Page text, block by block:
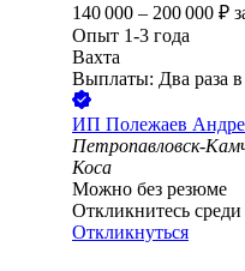
140 000 – 200 000 ₽
Опыт 1-3 года
Вахта
Выплаты: Два раза в
ИП Полежаев
Петропавловск-
Коса
Можно без резюме
Откликнитесь
Откликнуться